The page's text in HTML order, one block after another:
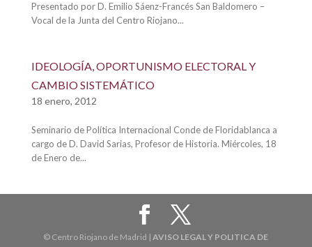
Presentado por D. Emilio Sáenz-Francés San Baldomero –
Vocal de la Junta del Centro Riojano...
IDEOLOGÍA, OPORTUNISMO ELECTORAL Y
CAMBIO SISTEMÁTICO
18 enero, 2012
Seminario de Política Internacional Conde de Floridablanca a
cargo de D. David Sarias, Profesor de Historia. Miércoles, 18
de Enero de...
© Centro Riojano de Madrid |AVISO LEGAL Y POLITICA DE